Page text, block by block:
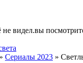
видел.вы
» Сериалы 2023 »